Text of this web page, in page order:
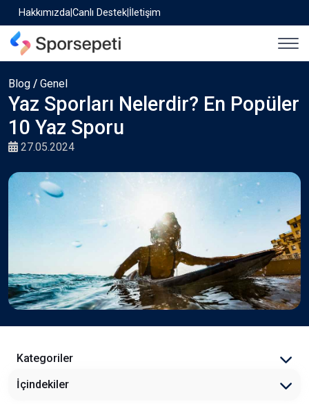
HakkımızdaCanlı Destek İletişim
Blog / Genel
Yaz Sporları Nelerdir? En Popüler
10 Yaz Sporu
27.05.2024
İçindekiler
Kategoriler